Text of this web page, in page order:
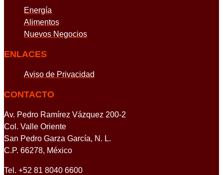
Energía
Alimentos
Nuevos Negocios
ENLACES
Aviso de Privacidad
CONTACTO
Av. Pedro Ramírez Vázquez 200-2
Col. Valle Oriente
San Pedro Garza García, N. L.
C.P. 66278, México
Tel. +52 81 8040 6600